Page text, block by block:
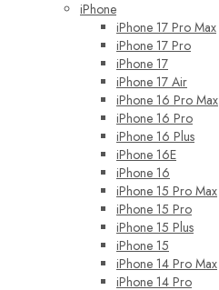
iPhone
iPhone 17 Pro Max
iPhone 17 Pro
iPhone 17
iPhone 17 Air
iPhone 16 Pro Max
iPhone 16 Pro
iPhone 16 Plus
iPhone 16E
iPhone 16
iPhone 15 Pro Max
iPhone 15 Pro
iPhone 15 Plus
iPhone 15
iPhone 14 Pro Max
iPhone 14 Pro